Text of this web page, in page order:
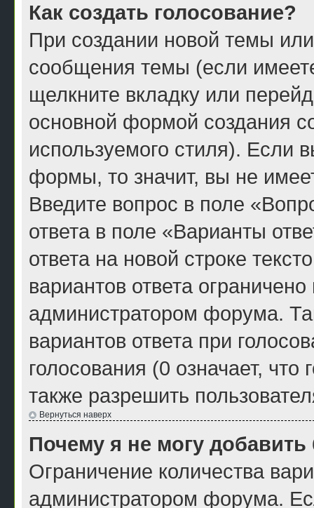
Как создать голосование?
При создании новой темы
сообщения темы (если
щелкните вкладку или
основной формой создания
используемого стиля). Если
формы, то значит, вы не
Введите вопрос в поле
ответа в поле «Варианты
ответа на новой строке
вариантов ответа
администратором форума.
вариантов ответа при
голосования (0 означает,
также разрешить
Вернуться наверх
Почему я не могу
Ограничение количества
администратором форума.